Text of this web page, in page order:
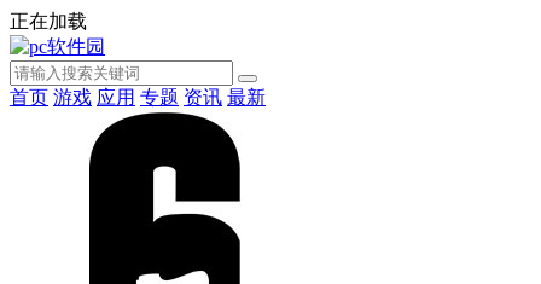
正在加载
首页 游戏 应用 专题 资讯 最新